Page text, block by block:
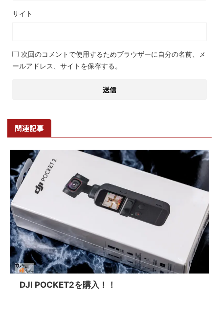
サイト
次回のコメントで使用するためブラウザーに自分の名前、メ
ールアドレス、サイトを保存する。
関連記事
DJI POCKET2を購入！！